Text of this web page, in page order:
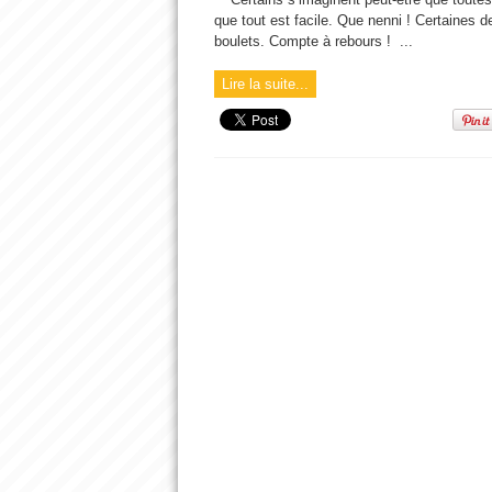
que tout est facile. Que nenni ! Certaines
boulets. Compte à rebours ! ...
Lire la suite...